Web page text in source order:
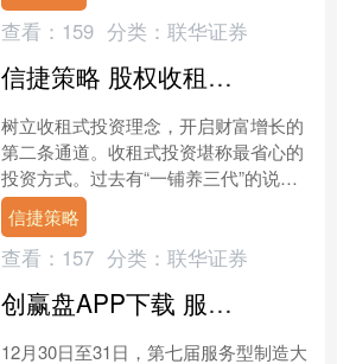
查看： 159 分类： 联华证券
信捷策略 股权收租，是最好的投资，要想富，就收租！攒好股，收股息！
树立收租式投资理念，开启财富增长的
第二条通道。收租式投资堪称最省心的
投资方式。过去有“一铺养三代”的说
法，谁家要是拥有一间商铺，基本上几
代人都能衣食无忧，着实令....
信捷策略
查看： 157 分类： 联华证券
创赢盘APP下载 服务型制造绘就海南新蓝图 自贸港探索双循环产业融合新路径
12月30日至31日，第七届服务型制造大